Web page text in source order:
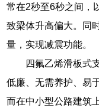
常在2秒至6秒之间，
致梁体升高偏大。同
量，实现减震功能。
四氟乙烯滑板式
低廉、无需养护、易
而在中小型公路建筑